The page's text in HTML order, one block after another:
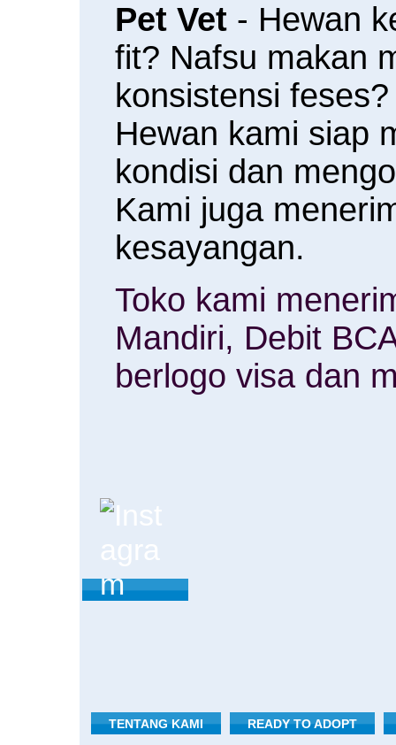
Pet Vet - Hewan
fit? Nafsu makan
konsistensi
Hewan kami siap
kondisi dan
Kami juga
kesayangan.
Toko kami
Mandiri, Debit
berlogo visa dan
TENTANG KAMI READY TO ADOPT